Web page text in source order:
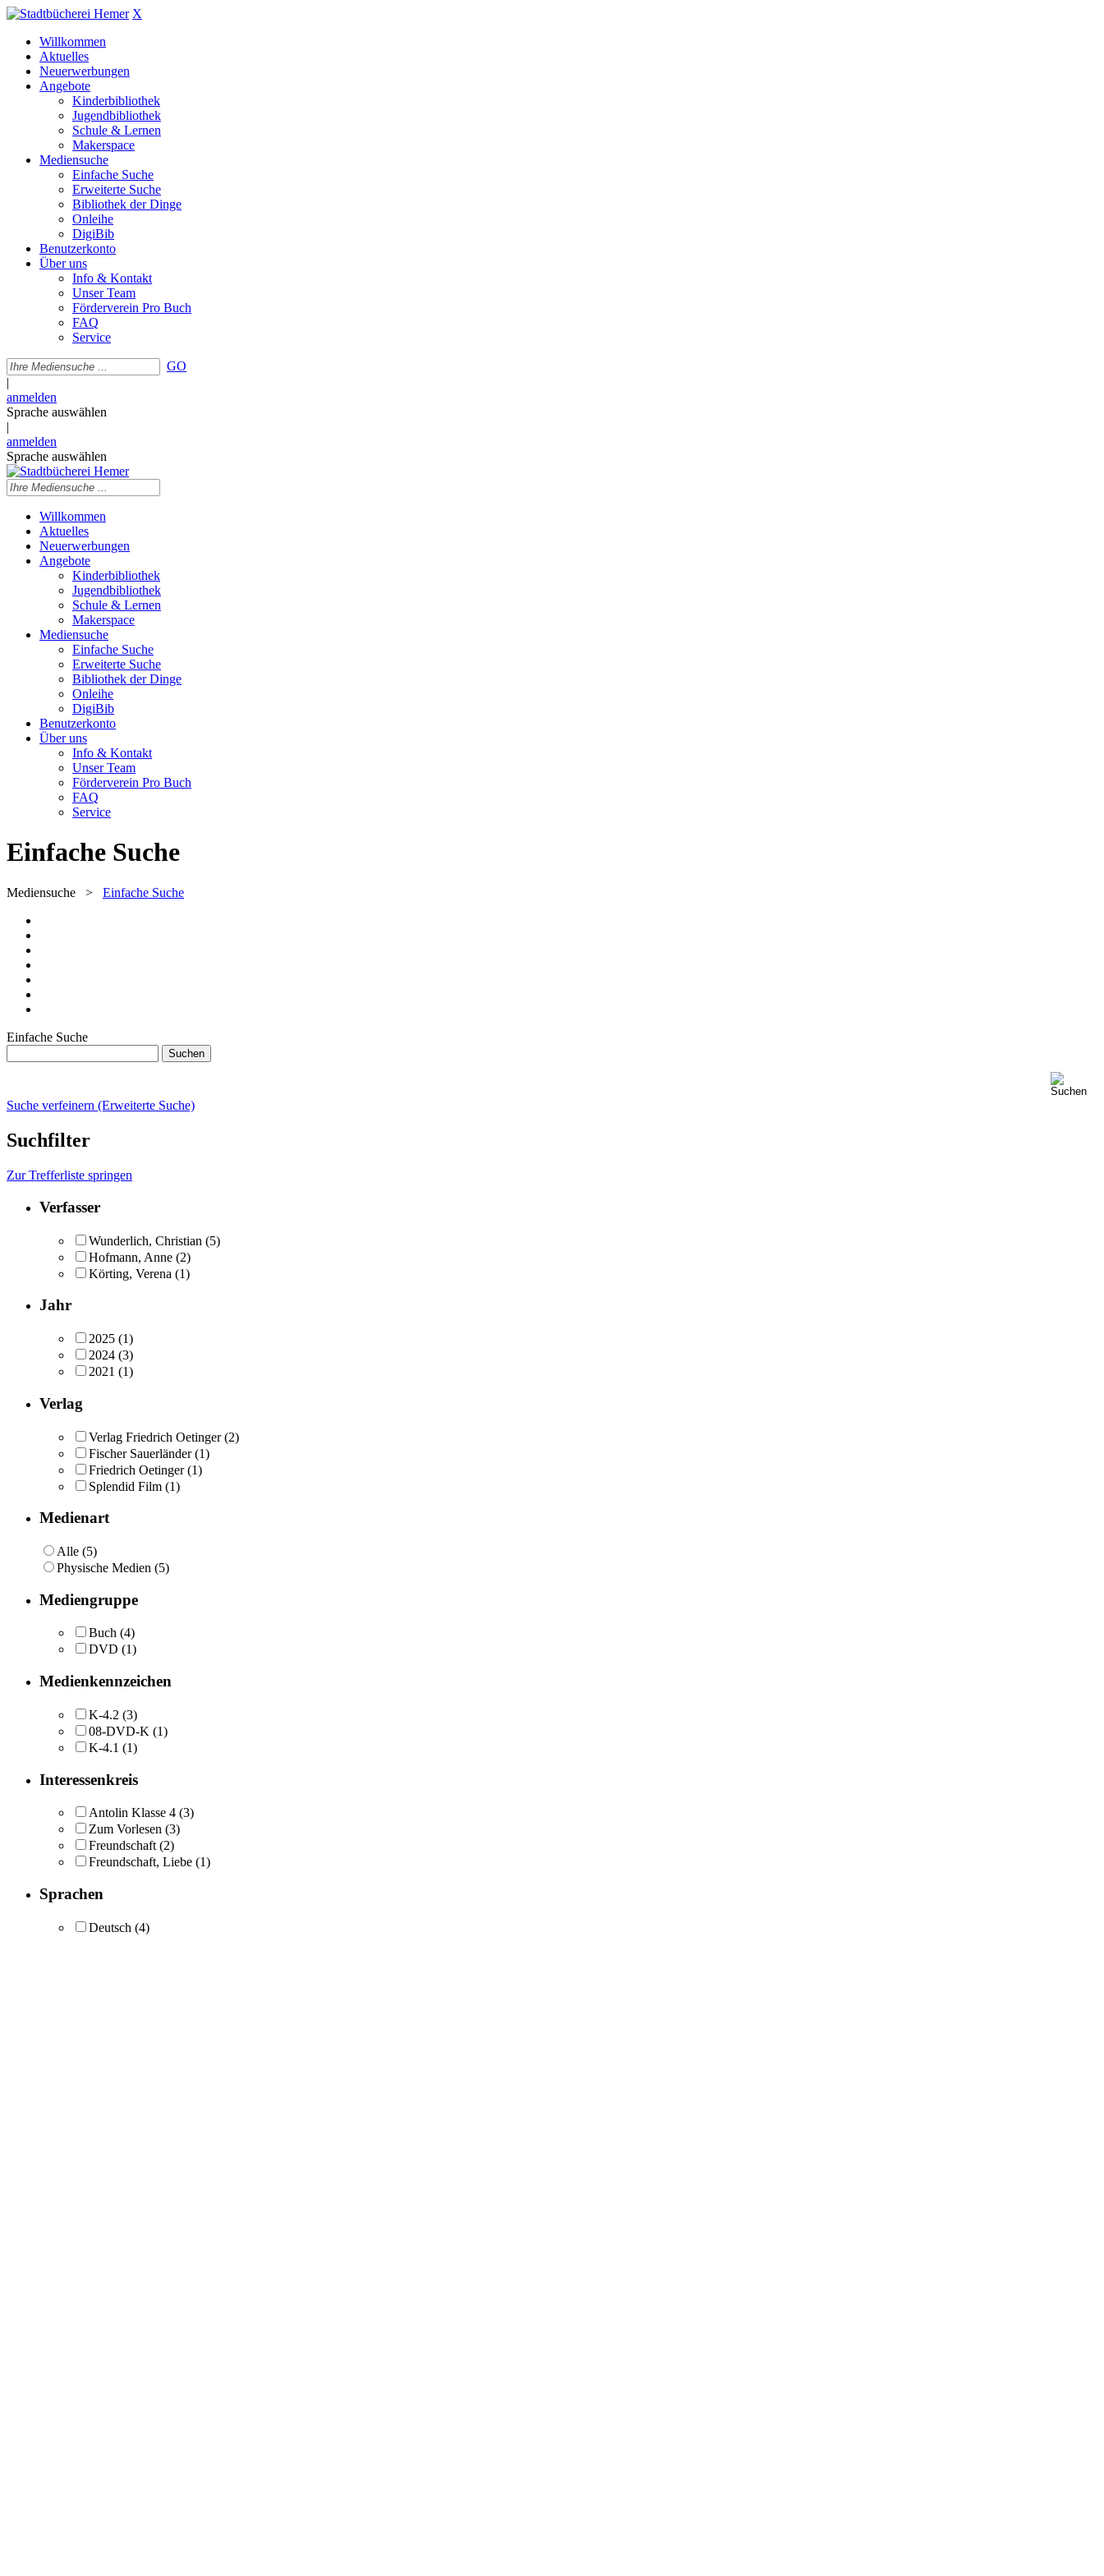
X
Willkommen
Aktuelles
Neuerwerbungen
Angebote
Kinderbibliothek
Jugendbibliothek
Schule & Lernen
Makerspace
Mediensuche
Einfache Suche
Erweiterte Suche
Bibliothek der Dinge
Onleihe
DigiBib
Benutzerkonto
Über uns
Info & Kontakt
Unser Team
Förderverein Pro Buch
FAQ
Service
GO
|
anmelden
Sprache auswählen
|
anmelden
Sprache auswählen
Willkommen
Aktuelles
Neuerwerbungen
Angebote
Kinderbibliothek
Jugendbibliothek
Schule & Lernen
Makerspace
Mediensuche
Einfache Suche
Erweiterte Suche
Bibliothek der Dinge
Onleihe
DigiBib
Benutzerkonto
Über uns
Info & Kontakt
Unser Team
Förderverein Pro Buch
FAQ
Service
Einfache Suche
Mediensuche > Einfache Suche
Einfache Suche
Suche verfeinern (Erweiterte Suche)
Suchfilter
Zur Trefferliste springen
Verfasser
Wunderlich, Christian (5)
Hofmann, Anne (2)
Körting, Verena (1)
Jahr
2025 (1)
2024 (3)
2021 (1)
Verlag
Verlag Friedrich Oetinger (2)
Fischer Sauerländer (1)
Friedrich Oetinger (1)
Splendid Film (1)
Medienart
Alle (5)
Physische Medien (5)
Mediengruppe
Buch (4)
DVD (1)
Medienkennzeichen
K-4.2 (3)
08-DVD-K (1)
K-4.1 (1)
Interessenkreis
Antolin Klasse 4 (3)
Zum Vorlesen (3)
Freundschaft (2)
Freundschaft, Liebe (1)
Sprachen
Deutsch (4)